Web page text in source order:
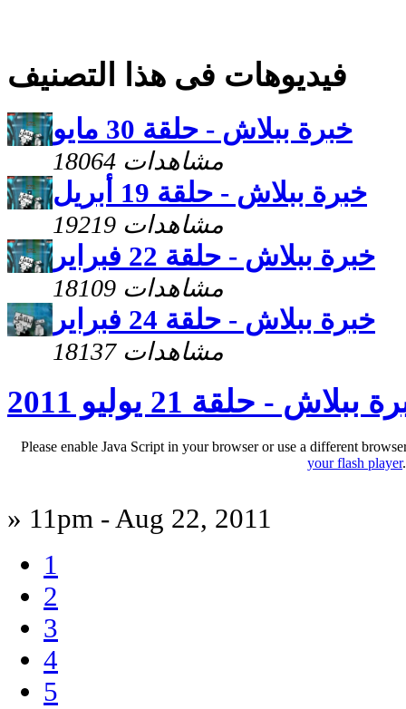
فيديوهات فى هذا التصنيف
خبرة ببلاش - حلقة 30 مايو
18064 مشاهدات
خبرة ببلاش - حلقة 19 أبريل
19219 مشاهدات
خبرة ببلاش - حلقة 22 فبراير
18109 مشاهدات
خبرة ببلاش - حلقة 24 فبراير
18137 مشاهدات
ببلاش - حلقة 21 يوليو 2011
Please enable Java Script in your browser or use a different
your flash player.
» 11pm - Aug 22, 2011
1
2
3
4
5